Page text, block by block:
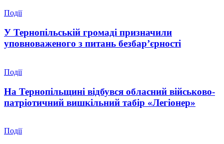
Події
У Тернопільській громаді призначили
уповноваженого з питань безбар’єрності
Події
На Тернопільщині відбувся обласний військово-
патріотичний вишкільний табір «Легіонер»
Події